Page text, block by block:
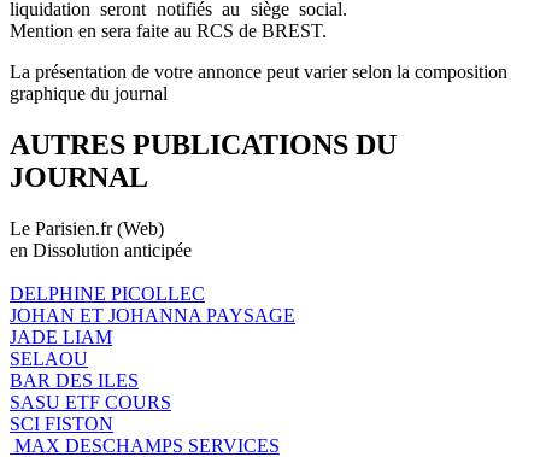
liquidation seront notifiés au siège social.
Mention en sera faite au RCS de BREST.
La présentation de votre annonce peut varier selon la composition
graphique du journal
AUTRES PUBLICATIONS DU
JOURNAL
Le Parisien.fr (Web)
en Dissolution anticipée
DELPHINE PICOLLEC
JOHAN ET JOHANNA PAYSAGE
JADE LIAM
SELAOU
BAR DES ILES
SASU ETF COURS
SCI FISTON
MAX DESCHAMPS SERVICES